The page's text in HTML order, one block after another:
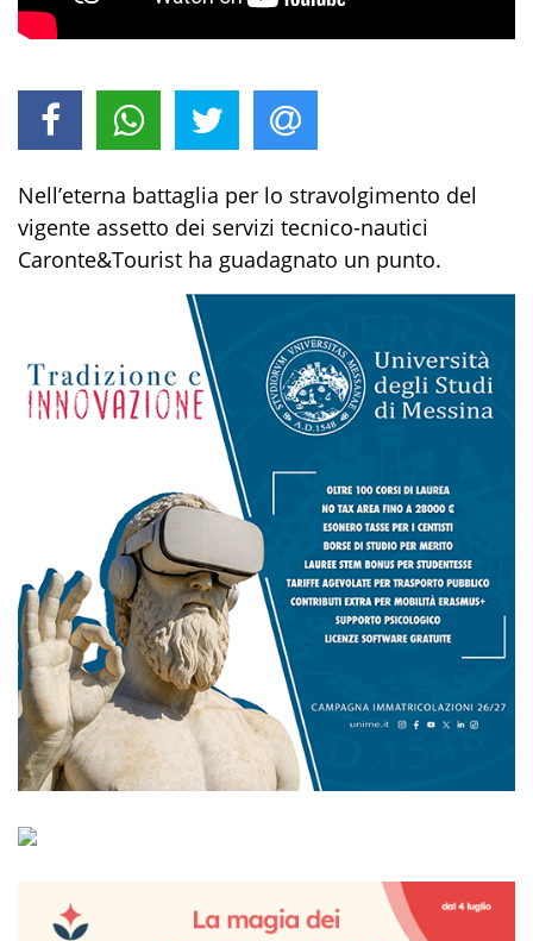
Nell’eterna battaglia per lo stravolgimento del
vigente assetto dei servizi tecnico-nautici
Caronte&Tourist ha guadagnato un punto.